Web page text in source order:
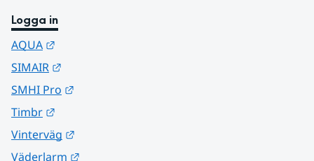
Logga in
AQUA
SIMAIR
SMHI Pro
Timbr
Vinterväg
Väderlarm